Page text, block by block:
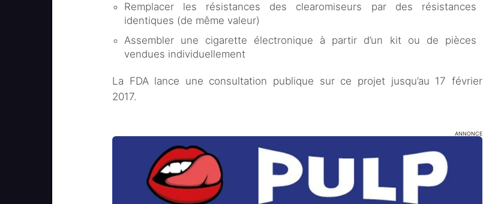
Remplacer les résistances des clearomiseurs par des résistances
identiques (de même valeur)
Assembler une cigarette électronique à partir d’un kit ou de pièces
vendues individuellement
La FDA lance une consultation publique sur ce projet jusqu’au 17 février
2017.
ANNONCE